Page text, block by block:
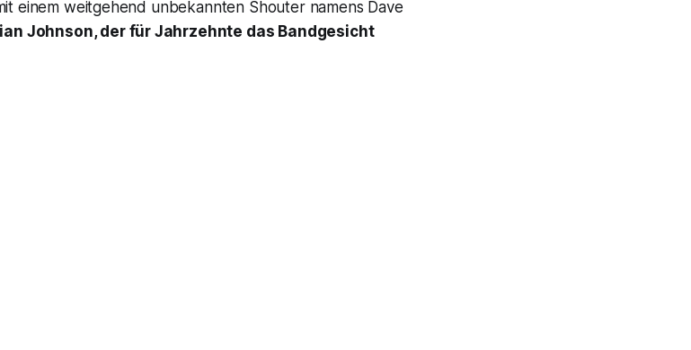
einem weitgehend unbekannten Shouter namens Dave
Johnson, der für Jahrzehnte das Bandgesicht